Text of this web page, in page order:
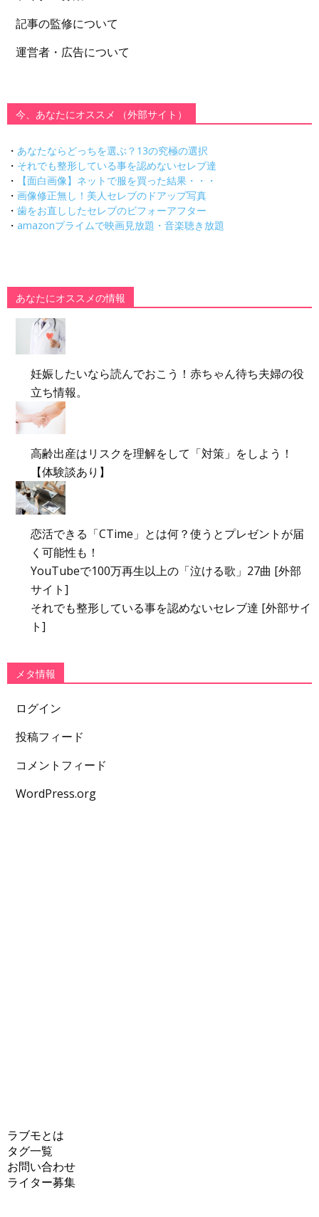
記事の監修について
運営者・広告について
今、あなたにオススメ （外部サイト）
・ あなたならどっちを選ぶ？13の究極の選択
・ それでも整形している事を認めないセレブ達
・
【面白画像】ネットで服を買った結果・・・
・ 画像修正無し！美人セレブのドアップ写真
・ 歯をお直ししたセレブのビフォーアフター
・ amazonプライムで映画見放題・音楽聴き放題
あなたにオススメの情報
妊娠したいなら読んでおこう！赤ちゃん待ち夫婦の役
立ち情報。
高齢出産はリスクを理解をして「対策」をしよう！
【体験談あり】
恋活できる「CTime」とは何？使うとプレゼントが届
く可能性も！
YouTubeで100万再生以上の「泣ける歌」27曲 [外部
サイト]
それでも整形している事を認めないセレブ達 [外部サイ
ト]
メタ情報
ログイン
投稿フィード
コメントフィード
WordPress.org
ラブモとは
タグ一覧
お問い合わせ
ライター募集